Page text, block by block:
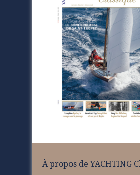
À propos de YACHTING